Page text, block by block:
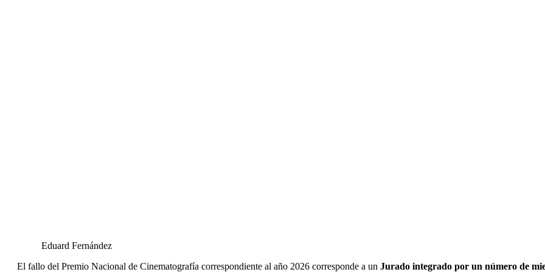
Eduard Fernández
El fallo del Premio Nacional de Cinematografía correspondiente al año 2026 corresponde a un Jurado integrado por un número de